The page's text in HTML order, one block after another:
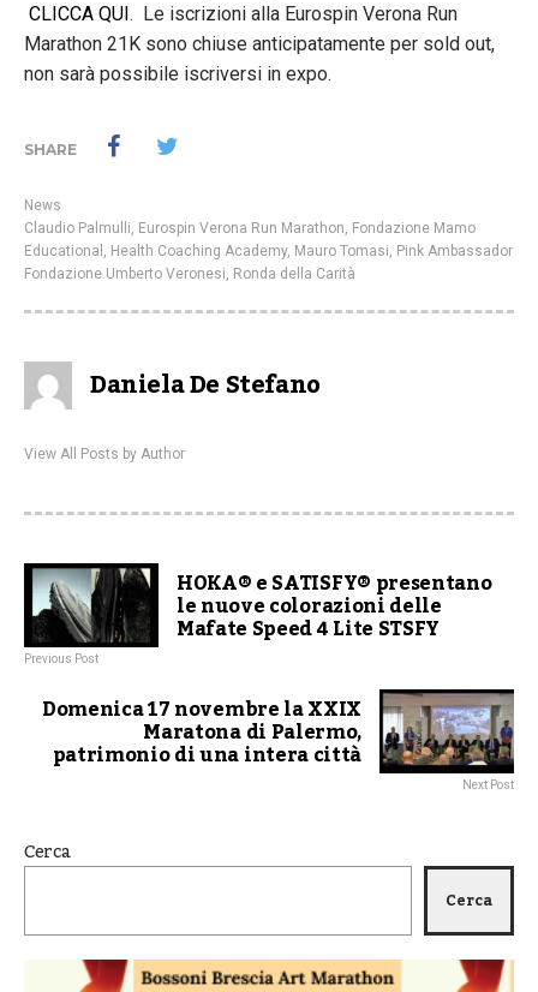
CLICCA QUI. Le iscrizioni alla Eurospin Verona Run
Marathon 21K sono chiuse anticipatamente per sold out,
non sarà possibile iscriversi in expo.
SHARE
News
Claudio Palmulli, Eurospin Verona Run Marathon, Fondazione Mamo
Educational , Health Coaching Academy, Mauro Tomasi, Pink Ambassador
Fondazione Umberto Veronesi, Ronda della Carità
Daniela De Stefano
View All Posts by Author
HOKA® e SATISFY® presentano
le nuove colorazioni delle
Mafate Speed 4 Lite STSFY
Previous Post
Domenica 17 novembre la XXIX
Maratona di Palermo,
patrimonio di una intera città
Next Post
Cerca
Cerca